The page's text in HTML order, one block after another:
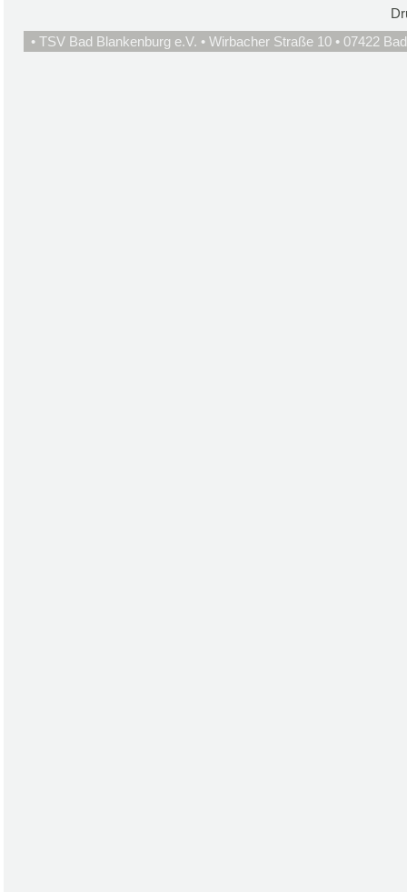
• TSV Bad Blankenburg e.V. • Wirbacher Straße 10 • 07422